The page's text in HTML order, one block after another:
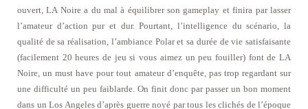
ouvert, LA Noire a du mal à équilibrer son gameplay et finira par lasser
l’amateur d’action pur et dur. Pourtant, l’intelligence du scénario, la
qualité de sa réalisation, l’ambiance Polar et sa durée de vie satisfaisante
(facilement 20 heures de jeu si vous aimez un peu fouiller) font de LA
Noire, un must have pour tout amateur d’enquête, pas trop regardant sur
une difficulté un peu faiblarde. On finit donc par passer un bon moment
dans un Los Angeles d’après guerre noyé par tous les clichés de l’époque